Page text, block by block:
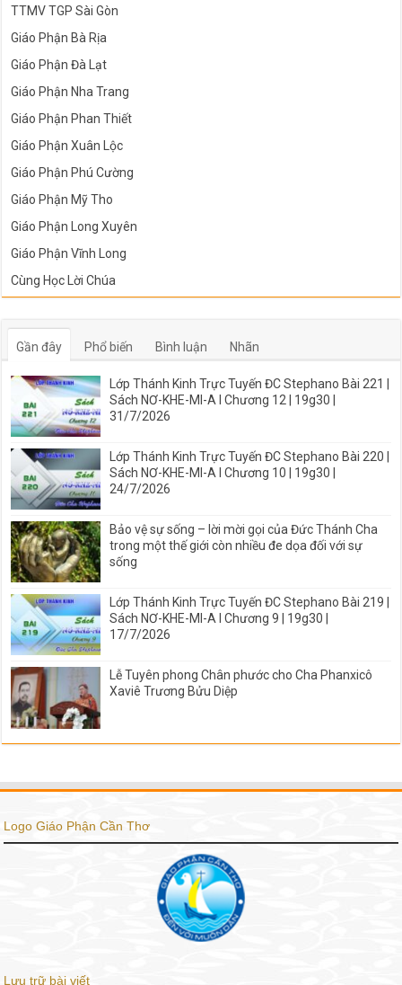
TTMV TGP Sài Gòn
Giáo Phận Bà Rịa
Giáo Phận Đà Lạt
Giáo Phận Nha Trang
Giáo Phận Phan Thiết
Giáo Phận Xuân Lộc
Giáo Phận Phú Cường
Giáo Phận Mỹ Tho
Giáo Phận Long Xuyên
Giáo Phận Vĩnh Long
Cùng Học Lời Chúa
Gần đây Phổ biến Bình luận Nhãn
Lớp Thánh Kinh Trực Tuyến ĐC Stephano Bài 221 |
Sách NƠ-KHE-MI-A I Chương 12 | 19g30 |
31/7/2026
Lớp Thánh Kinh Trực Tuyến ĐC Stephano Bài 220 |
Sách NƠ-KHE-MI-A I Chương 10 | 19g30 |
24/7/2026
Bảo vệ sự sống – lời mời gọi của Đức Thánh Cha
trong một thế giới còn nhiều đe dọa đối với sự
sống
Lớp Thánh Kinh Trực Tuyến ĐC Stephano Bài 219 |
Sách NƠ-KHE-MI-A I Chương 9 | 19g30 |
17/7/2026
Lễ Tuyên phong Chân phước cho Cha Phanxicô
Xaviê Trương Bửu Diệp
Logo Giáo Phận Cần Thơ
Lưu trữ bài viết